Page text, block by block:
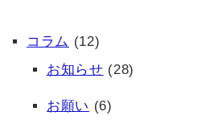
コラム (12)
お知らせ (28)
お願い (6)